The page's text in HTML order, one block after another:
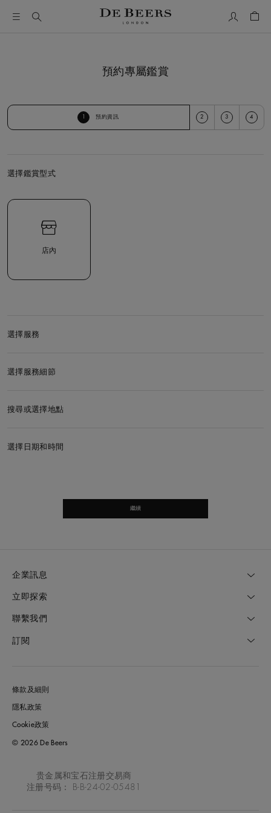
預約專屬鑑賞
1 預約資訊 2 3 4
選擇鑑賞型式
選擇鑑賞型式
店內
選擇服務
選擇服務細節
搜尋或選擇地點
選擇日期和時間
繼續
企業訊息
立即探索
聯繫我們
訂閱
條款及細則
隱私政策
Cookie政策
© 2026 De Beers
贵金属和宝石注册交易商
注册号码： B-B-24-02-05481